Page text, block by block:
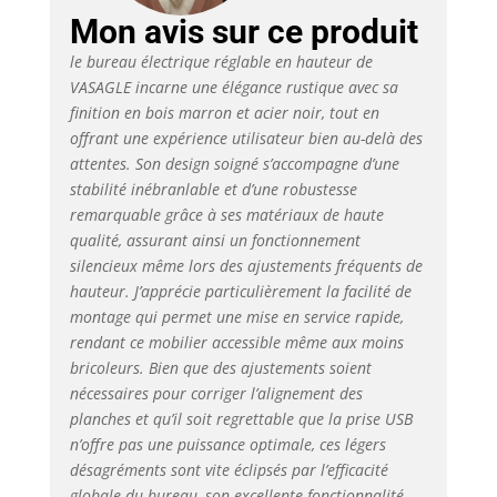
couleurs et les
proportions de
connexion assorties
confèrent à ce support
de bureau du style et
garantissent une
atmosphère de travail
productive [Tiroir et
crochet] : un petit
tiroir (22,7 x 32,5 x 4
cm) pour les
fournitures de bureau,
le haut du tiroir pour
l'ordinateur portable
ou les documents ; le
crochet sur le côté
peut être utilisé pour
suspendre des
écouteurs afin d'en
faciliter l'accès
Mon avis sur ce produit
le bureau électrique réglable en hauteur de
VASAGLE incarne une élégance rustique avec sa
finition en bois marron et acier noir, tout en
offrant une expérience utilisateur bien au-delà des
attentes. Son design soigné s’accompagne d’une
stabilité inébranlable et d’une robustesse
remarquable grâce à ses matériaux de haute
qualité, assurant ainsi un fonctionnement
silencieux même lors des ajustements fréquents de
hauteur. J’apprécie particulièrement la facilité de
montage qui permet une mise en service rapide,
rendant ce mobilier accessible même aux moins
bricoleurs. Bien que des ajustements soient
nécessaires pour corriger l’alignement des
planches et qu’il soit regrettable que la prise USB
n’offre pas une puissance optimale, ces légers
désagréments sont vite éclipsés par l’efficacité